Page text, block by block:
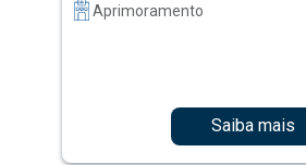
Aprimoramento
Saiba mais